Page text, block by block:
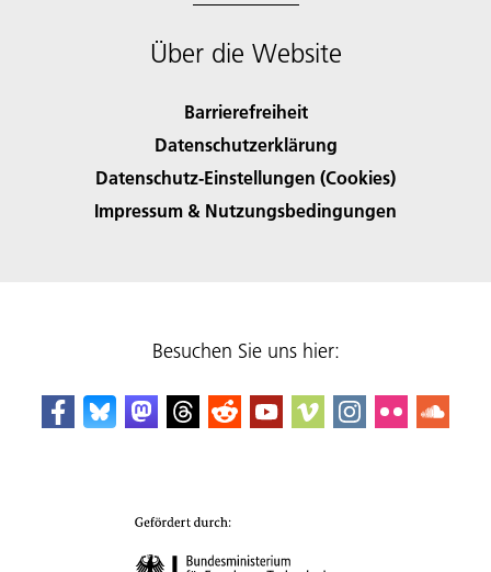
Über die Website
Barrierefreiheit
Datenschutzerklärung
Datenschutz-Einstellungen (Cookies)
Impressum & Nutzungsbedingungen
Besuchen Sie uns hier: